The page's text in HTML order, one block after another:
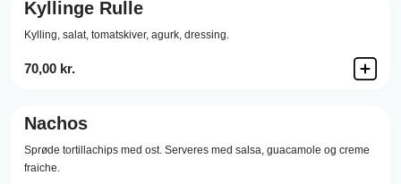
Kyllinge Rulle
Kylling, salat, tomatskiver, agurk, dressing.
70,00 kr.
Nachos
Sprøde tortillachips med ost. Serveres med salsa, guacamole og creme
fraiche.